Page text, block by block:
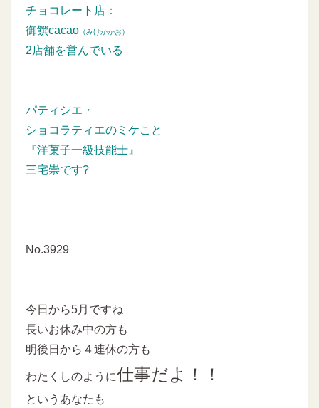
チョコレート店：
御饌cacao （みけかかお）
2店舗を営んでいる
パティシエ・
ショコラティエのミケこと
『洋菓子一級技能士』
三宅崇です?
No.3929
今日から5月ですね
長いお休み中の方も
明後日から４連休の方も
わたくしのように仕事だよ！！
というあなたも